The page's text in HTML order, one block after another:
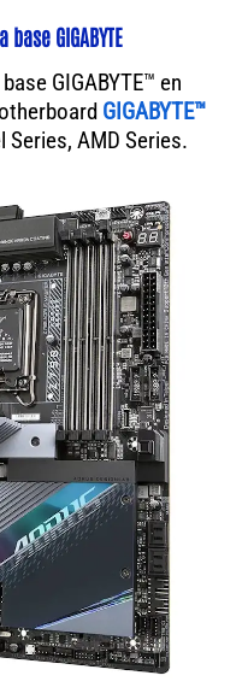
GIGABYTE
GIGABYTE™ en
GIGABYTE™
Series, AMD Series.